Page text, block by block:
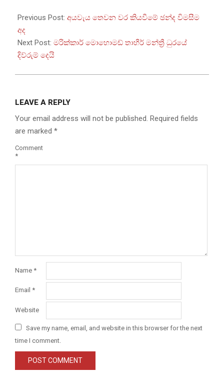
12-
05
Previous Post: අයවැය තෙවන වර කියවීමේ ඡන්ද විමසීම
අද
Next Post: මරික්කාර් මොහොමඩ් තාහීර් මන්ත්‍රී ධුරයේ
දිව්රුම් දෙයි
LEAVE A REPLY
Your email address will not be published. Required fields
are marked *
Comment
*
Name *
Email *
Website
Save my name, email, and website in this browser for the next
time I comment.